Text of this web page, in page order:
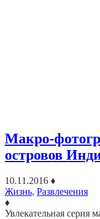
Макро-
островов
10.11.2016 ♦
Жизнь, Развлечения
♦
Увлекательная серия